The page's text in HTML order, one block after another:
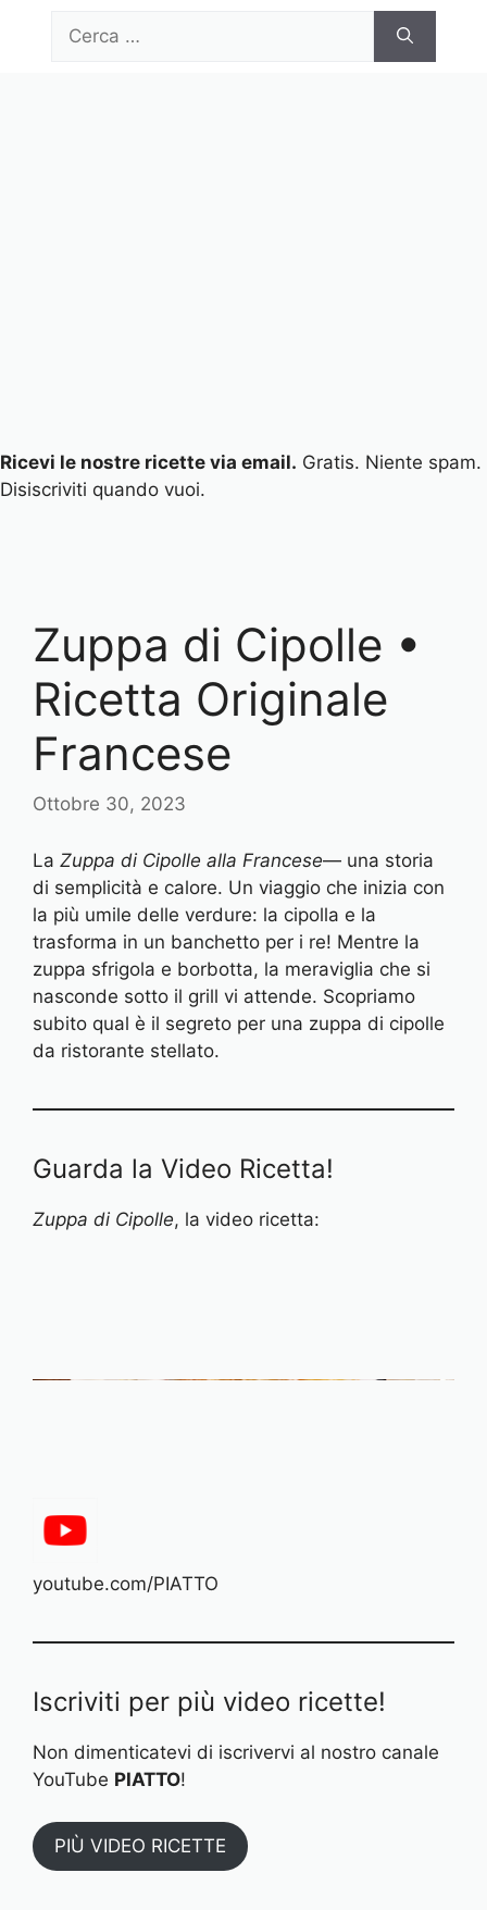
per:
Ricevi le nostre ricette via email. Gratis. Niente spam.
Disiscriviti quando vuoi.
Zuppa di Cipolle •
Ricetta Originale
Francese
Ottobre 30, 2023
La Zuppa di Cipolle alla Francese— una storia
di semplicità e calore. Un viaggio che inizia con
la più umile delle verdure: la cipolla e la
trasforma in un banchetto per i re! Mentre la
zuppa sfrigola e borbotta, la meraviglia che si
nasconde sotto il grill vi attende. Scopriamo
subito qual è il segreto per una zuppa di cipolle
da ristorante stellato.
Guarda la Video Ricetta!
Zuppa di Cipolle, la video ricetta:
youtube.com/PIATTO
Iscriviti per più video ricette!
Non dimenticatevi di iscrivervi al nostro canale
YouTube PIATTO!
PIÙ VIDEO RICETTE